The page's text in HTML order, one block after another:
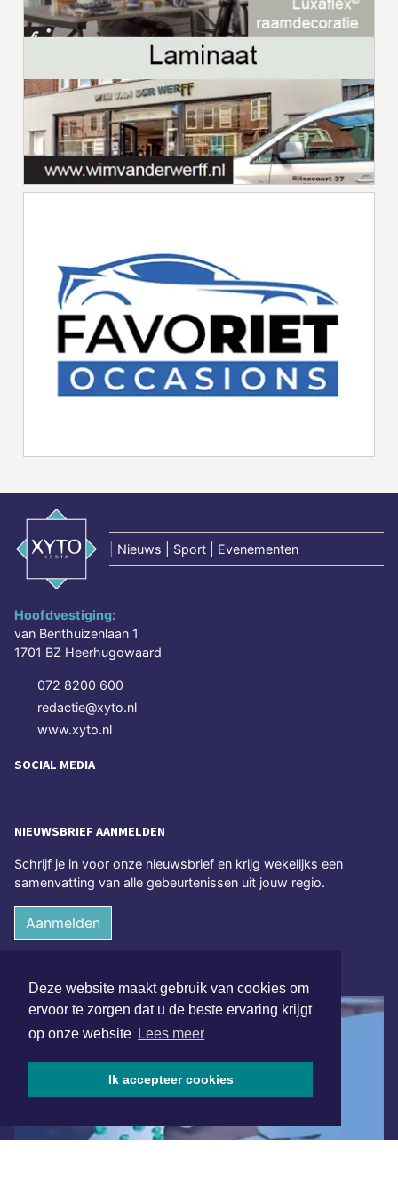
Deze website maakt gebruik van cookies om
ervoor te zorgen dat u de beste ervaring krijgt
op onze website Lees meer
Ik accepteer cookies
Nieuws | Sport | Evenementen
Hoofdvestiging:
van Benthuizenlaan 1
1701 BZ Heerhugowaard
072 8200 600
redactie@xyto.nl
www.xyto.nl
SOCIAL MEDIA
NIEUWSBRIEF AANMELDEN
Schrijf je in voor onze nieuwsbrief en krijg wekelijks een
samenvatting van alle gebeurtenissen uit jouw regio.
Aanmelden